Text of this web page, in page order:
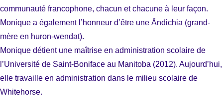
communauté francophone, chacun et chacune à leur façon.
Monique a également l’honneur d’être une Ändichia (grand-
mère en huron-wendat).
Monique détient une maîtrise en administration scolaire de
l’Université de Saint-Boniface au Manitoba (2012). Aujourd’hui,
elle travaille en administration dans le milieu scolaire de
Whitehorse.